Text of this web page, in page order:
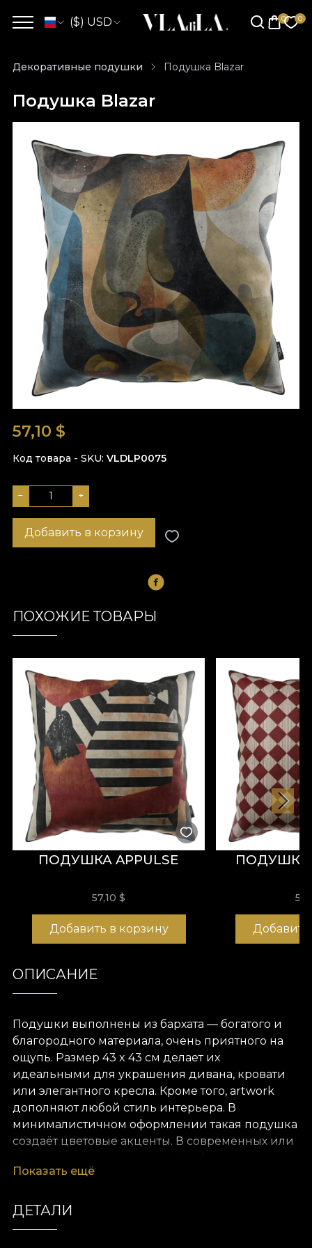
($) USD
Декоративные подушки Подушка Blazar
Подушка Blazar
57,10 $
Код товара - SKU VLDLP0075
− +
Добавить в корзину
ПОХОЖИЕ ТОВАРЫ
ПОДУШКА APPULSE
57,10$
Добавить в корзину
ПОДУШКА
ОПИСАНИЕ
Подушки выполнены из бархата — богатого и
благородного материала, очень приятного на
ощупь. Размер 43 x 43 см делает их
идеальными для украшения дивана, кровати
или элегантного кресла. Кроме того, artwork
дополняют любой стиль интерьера. В
минималистичном оформлении такая подушка
создаёт цветовые акценты. В современных или
эклектичных интерьерах artwork сочетается по
цвету с другими текстилями и декоративными
гармоничную картину.
Показать ещё
ДЕТАЛИ